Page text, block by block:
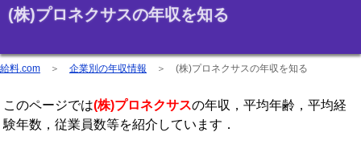
国家公務員編
地方公務員給料検索
収録企業データの状況
(株)プロネクサスの年収を知る
給料.com ＞ 企業別の年収情報 ＞ (株)プロネクサスの年収を知る
このページでは(株)プロネクサスの年収，平均年齢，平均経
験年数，従業員数等を紹介しています．